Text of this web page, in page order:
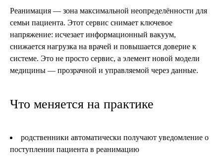
Реанимация — зона максимальной неопределённости для
семьи пациента. Этот сервис снимает ключевое
напряжение: исчезает информационный вакуум,
снижается нагрузка на врачей и повышается доверие к
системе. Это не просто сервис, а элемент новой модели
медицины — прозрачной и управляемой через данные.
Что меняется на практике
родственники автоматически получают уведомление о
поступлении пациента в реанимацию